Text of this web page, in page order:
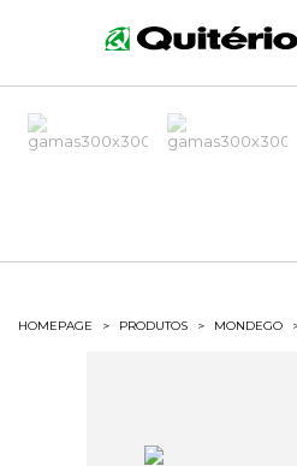
HOMEPAGE > PRODUTOS > MONDEGO